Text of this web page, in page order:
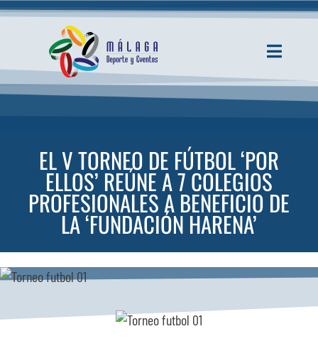
Saltar
Toggle
INICIO
SERVICIOS
EVENTOS
ESPACIOS
EL V TORNEO DE FÚTBOL ‘POR
ELLOS’ REÚNE A 7 COLEGIOS
PROFESIONALES A BENEFICIO DE
LA ‘FUNDACIÓN HARENA’